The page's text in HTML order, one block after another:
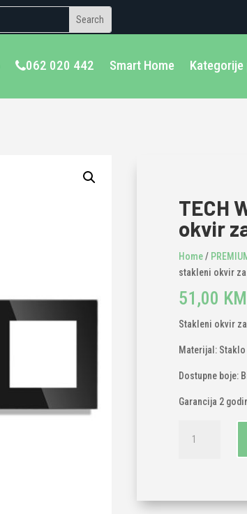
062 020 442 Smart Home
TECH
okvir
Home/
stakleni okvir
51,00 KM
Stakleni okvir
Materijal: Staklo
Dostupne boje:
Garancija 2
WAVE
za